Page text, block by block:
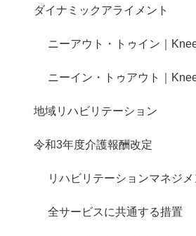
ダイナミックアライメント
ニーアウト・トゥイン｜
ニーイン・トゥアウト｜
地域リハビリテーション
令和3年度介護報酬改定
リハビリテーションマネジメ
全サービスに共通する措置